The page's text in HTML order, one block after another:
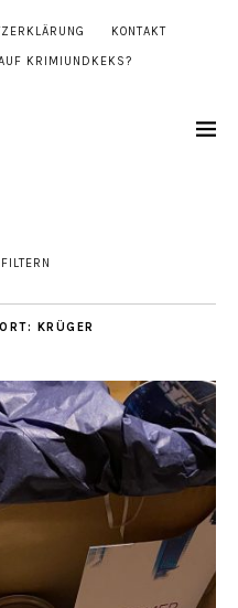
KONTAKT
KRIMIUNDKEKS?
KRÜGER